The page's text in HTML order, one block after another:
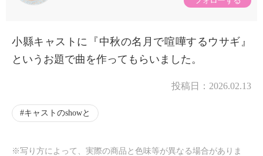
小縣キャストに『中秋の名月で喧嘩するウサギ』
というお題で曲を作ってもらいました。
投稿日： 2026.02.13
キャストのshowと
※写り方によって、実際の商品と色味等が異なる場合がありま